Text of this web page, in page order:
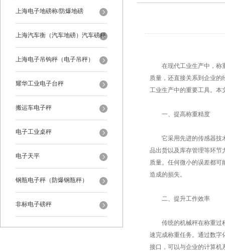
上海电子地磅称/防爆地磅
上海汽车衡（汽车地磅）汽车磅秤
上海电子吊钩秤（电子吊秤）
耀华工业电子台秤
搬运车电子秤
电子工业桌秤
电子天平
钢瓶电子秤（防爆钢瓶秤）
非标电子磅秤
在现代工业生产中，称重
质量，还直接关系到企业
工业生产中的重要工具。本
一、提高称重精度
它采用先进的传感器技术
品出货以及库存管理等环节
质量。任何微小的误差都
造成的损失。
二、提升工作效率
传统的机械秤在称重过程
速完成称重任务。通过数字
接口，可以与企业的计算机